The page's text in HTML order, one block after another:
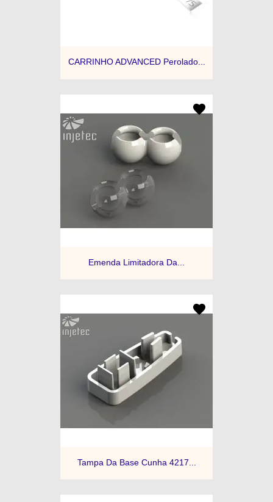
CARRINHO ADVANCED Perolado...
Emenda Limitadora Da...
Tampa Da Base Cunha 4217...